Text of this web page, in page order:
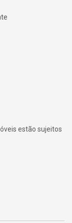
estão sujeitos